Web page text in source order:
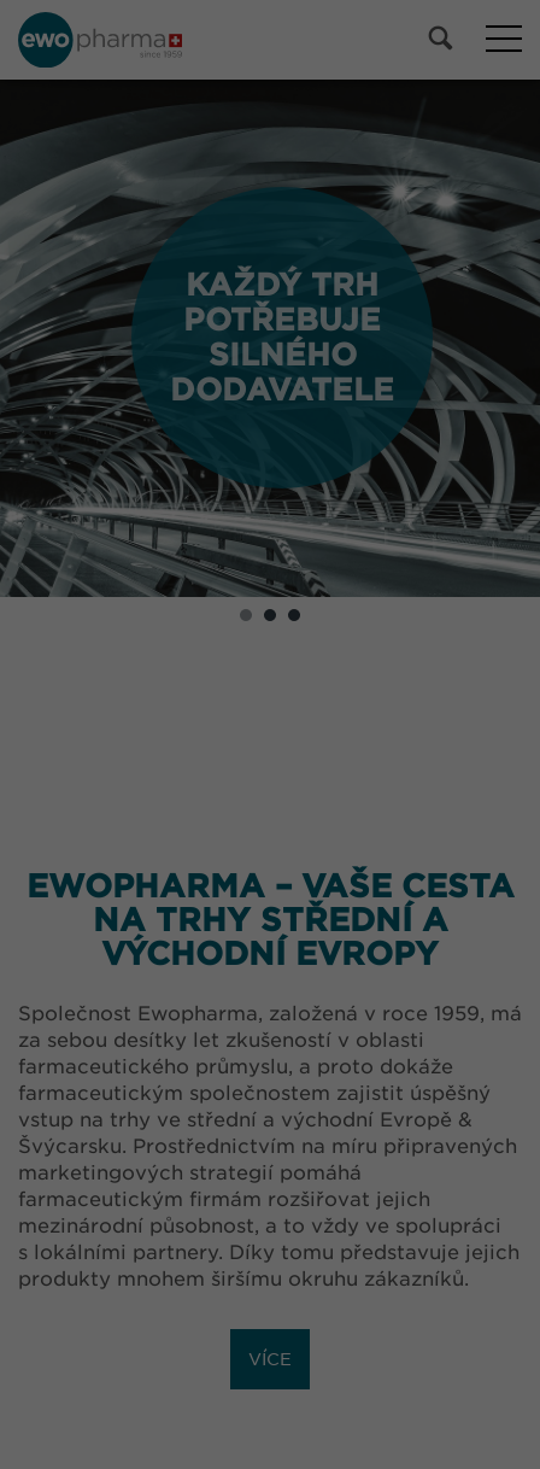
KAŽDÝ TRH
POTŘEBUJE
SILNÉHO
DODAVATELE
KAŽDÝ TRH
POTŘEBUJE
SILNÉHO
DODAVATELE
EWOPHARMA – VAŠE CESTA
NA TRHY STŘEDNÍ A
VÝCHODNÍ EVROPY
Společnost Ewopharma, založená v roce 1959, má
za sebou desítky let zkušeností v oblasti
farmaceutického průmyslu, a proto dokáže
farmaceutickým společnostem zajistit úspěšný
vstup na trhy ve střední a východní Evropě &
Švýcarsku. Prostřednictvím na míru připravených
marketingových strategií pomáhá
farmaceutickým firmám rozšiřovat jejich
mezinárodní působnost, a to vždy ve spolupráci
s lokálními partnery. Díky tomu představuje jejich
produkty mnohem širšímu okruhu zákazníků.
VÍCE